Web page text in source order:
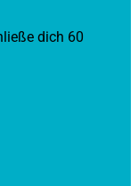
dich 60